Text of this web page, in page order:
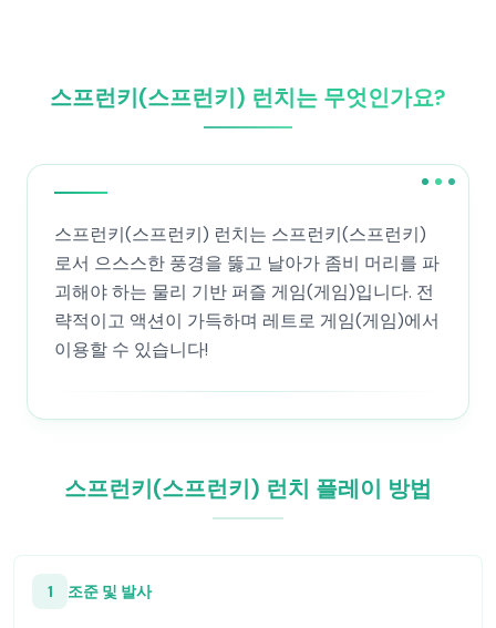
스프런키(스프런키) 런치는 무엇인가요?
스프런키(스프런키) 런치는 스프런키(스프런키)
로서 으스스한 풍경을 뚫고 날아가 좀비 머리를 파
괴해야 하는 물리 기반 퍼즐 게임(게임)입니다. 전
략적이고 액션이 가득하며 레트로 게임(게임)에서
이용할 수 있습니다!
스프런키(스프런키) 런치 플레이 방법
1 조준 및 발사